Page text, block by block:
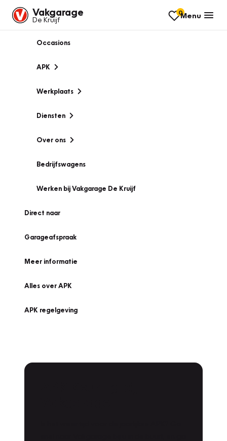
Vakgarage
De Kruijf
0Menu
Occasions
APK
Werkplaats
Diensten
Over ons
Bedrijfswagens
Werken bij Vakgarage De Kruijf
Direct naar
Garageafspraak
Meer informatie
Alles over APK
APK regelgeving